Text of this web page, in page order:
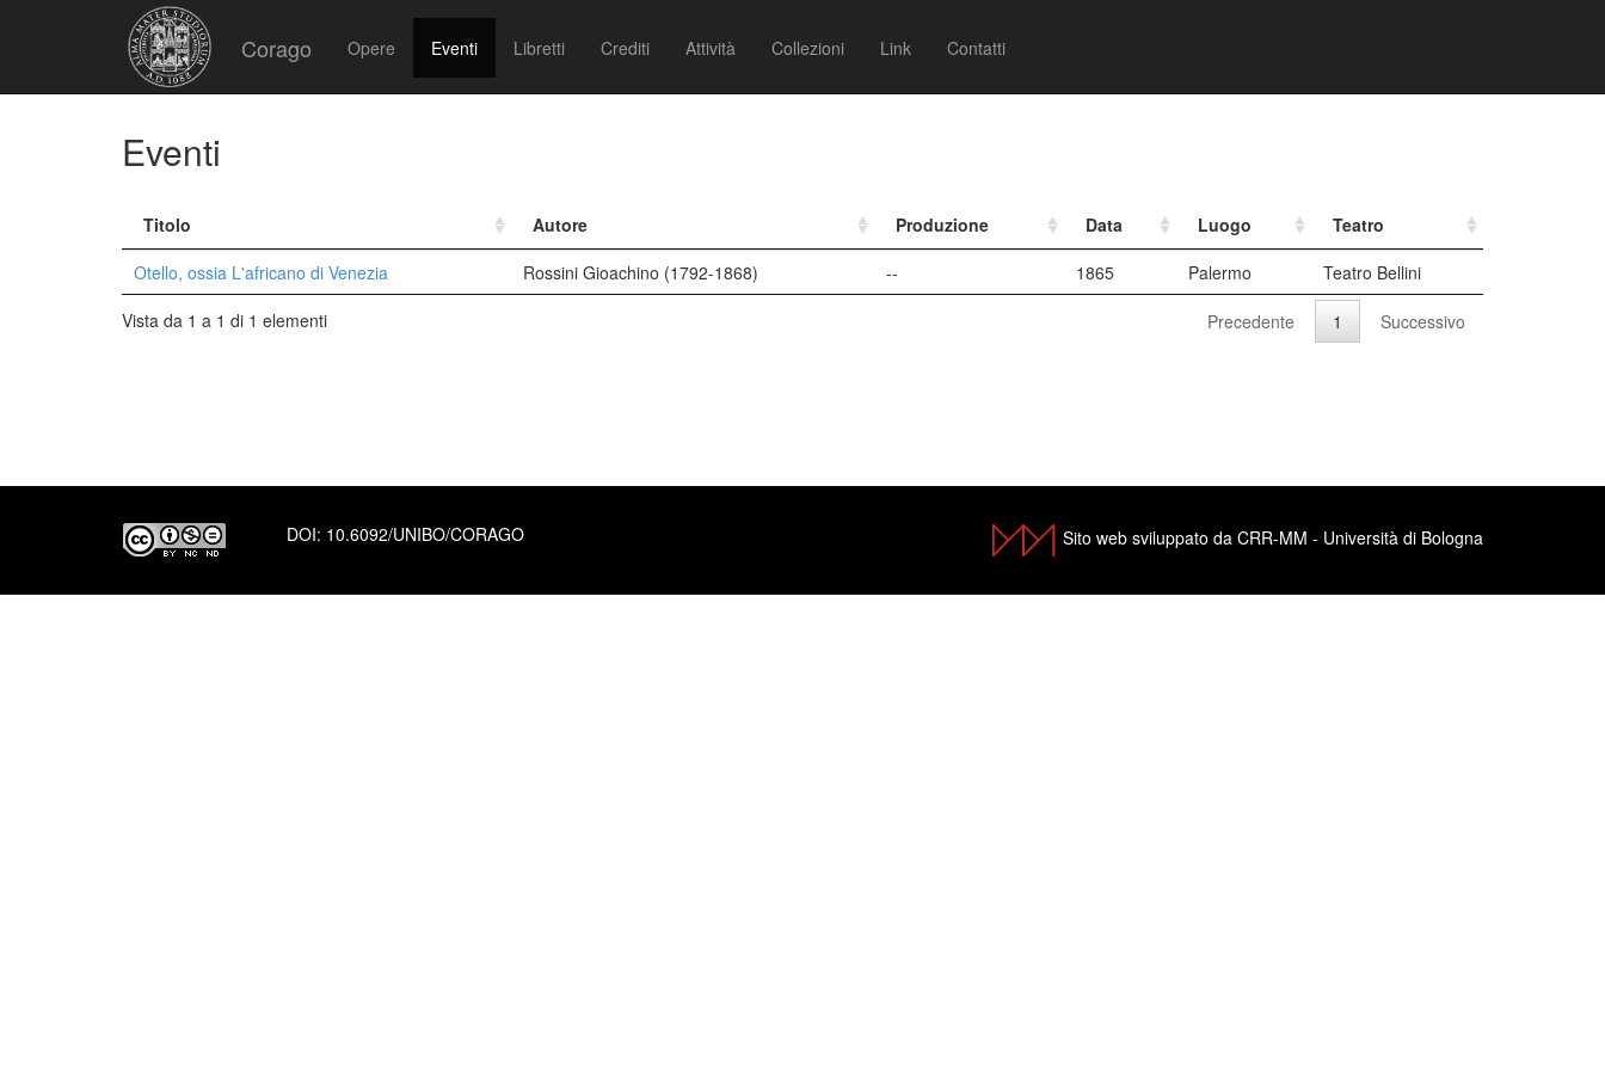
Corago Opere Eventi Libretti Crediti Attività Collezioni Link Contatti
Eventi
Titolo Autore Produzione Data Luogo
Teatro
Otello, ossia L'africano di Venezia
Rossini Gioachino (1792-1868) -- 1865 Palermo
Teatro Bellini
Vista da 1 a 1 di 1 elementi
Precedente 1 Successivo
DOI: 10.6092/UNIBO/CORAGO Sito web sviluppato da CRR-MM - Università di Bologna